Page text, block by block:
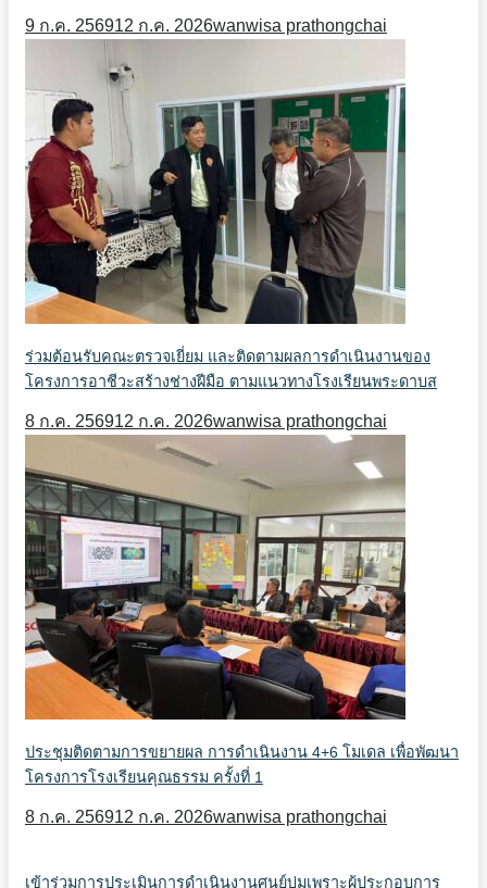
9 ก.ค. 256912 ก.ค. 2026wanwisa prathongchai
ร่วมต้อนรับคณะตรวจเยี่ยม และติดตามผลการดำเนินงานของ
โครงการอาชีวะสร้างช่างฝีมือ ตามแนวทางโรงเรียนพระดาบส
8 ก.ค. 256912 ก.ค. 2026wanwisa prathongchai
ประชุมติดตามการขยายผล การดำเนินงาน 4+6 โมเดล เพื่อพัฒนา
โครงการโรงเรียนคุณธรรม ครั้งที่ 1
8 ก.ค. 256912 ก.ค. 2026wanwisa prathongchai
เข้าร่วมการประเมินการดำเนินงานศูนย์บ่มเพราะผู้ประกอบการ